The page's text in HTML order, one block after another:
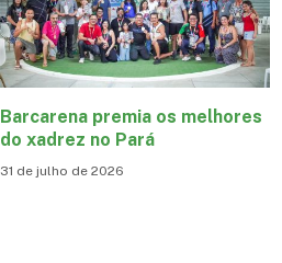
Barcarena premia os melhores
do xadrez no Pará
31 de julho de 2026